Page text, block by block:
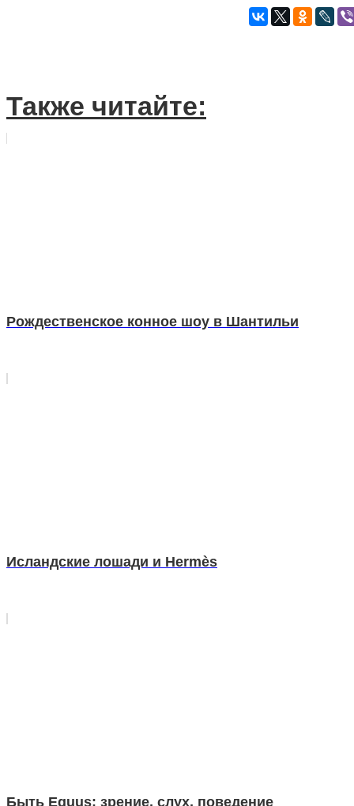
Также читайте:
Рождественское конное шоу в Шантильи
Исландские лошади и Hermès
Быть Equus: зрение, слух, поведение